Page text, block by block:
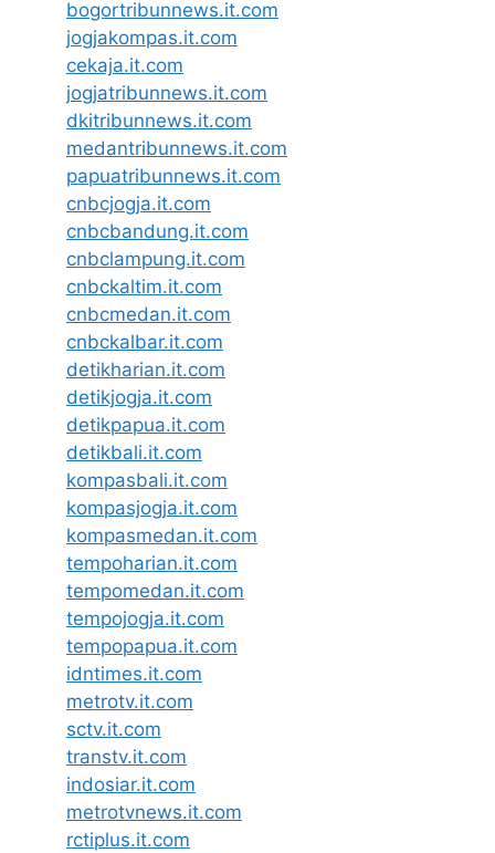
bogortribunnews.it.com
jogjakompas.it.com
cekaja.it.com
jogjatribunnews.it.com
dkitribunnews.it.com
medantribunnews.it.com
papuatribunnews.it.com
cnbcjogja.it.com
cnbcbandung.it.com
cnbclampung.it.com
cnbckaltim.it.com
cnbcmedan.it.com
cnbckalbar.it.com
detikharian.it.com
detikjogja.it.com
detikpapua.it.com
detikbali.it.com
kompasbali.it.com
kompasjogja.it.com
kompasmedan.it.com
tempoharian.it.com
tempomedan.it.com
tempojogja.it.com
tempopapua.it.com
idntimes.it.com
metrotv.it.com
sctv.it.com
transtv.it.com
indosiar.it.com
metrotvnews.it.com
rctiplus.it.com